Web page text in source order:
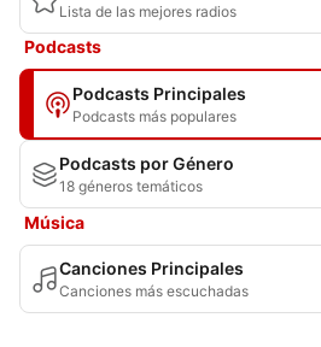
Lista de las mejores radios
Podcasts
Podcasts Principales
Podcasts más populares
Podcasts por Género
18 géneros temáticos
Música
Canciones Principales
Canciones más escuchadas